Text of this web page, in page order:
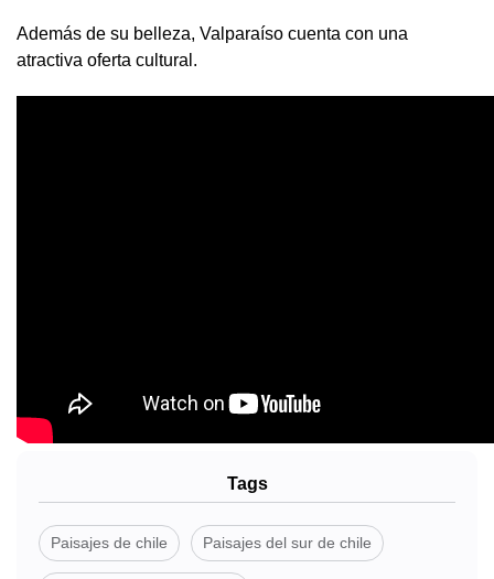
Además de su belleza, Valparaíso cuenta con una
atractiva oferta cultural.
Tags
Paisajes de chile Paisajes del sur de chile